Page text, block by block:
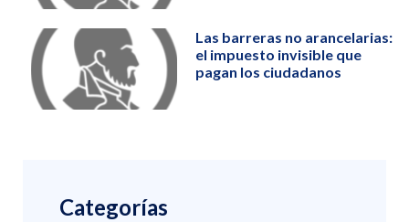
Las barreras no arancelarias:
el impuesto invisible que
pagan los ciudadanos
Categorías